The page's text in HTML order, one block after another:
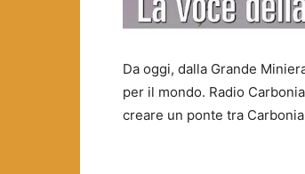
Da oggi, dalla Grande
per il mondo. Radio
creare un ponte tra